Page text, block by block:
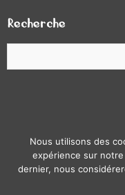
Recherche
© Lumpe Follig 2026.
Thème modifié par les
Strasbourg : Mathieu
Nous utilisons des
expérience sur
dernier, nous